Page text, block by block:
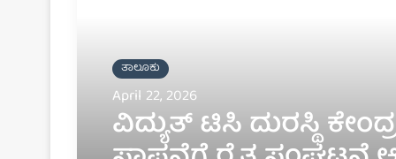
ತಾಲೂಕು
April 22, 2026
ವಿದ್ಯುತ್ ಟಿಸಿ ದುರಸ್ಥಿ